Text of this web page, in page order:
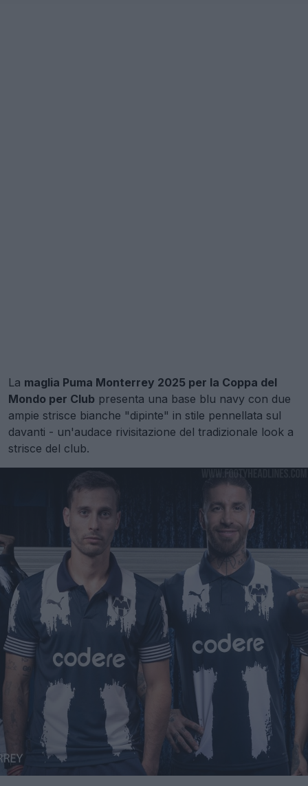
La maglia Puma Monterrey 2025 per la Coppa del
Mondo per Club presenta una base blu navy con due
ampie strisce bianche "dipinte" in stile pennellata sul
davanti - un'audace rivisitazione del tradizionale look a
strisce del club.